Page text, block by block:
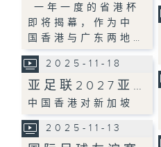
一年一度的省港杯
即将揭幕，作为中
国香港与广东两地…
2025-11-18
亚足联2027亚…
中国香港对新加坡
2025-11-13